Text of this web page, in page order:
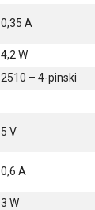
0,35 A
4,2 W
2510 – 4-pinski
5 V
0,6 A
3 W